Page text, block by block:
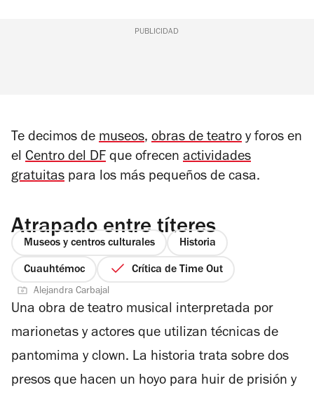
PUBLICIDAD
Te decimos de museos, obras de teatro y foros en
el Centro del DF que ofrecen actividades
gratuitas para los más pequeños de casa.
Atrapado entre títeres
Museos y centros culturales Historia
Cuauhtémoc Crítica de Time Out
Alejandra Carbajal
Una obra de teatro musical interpretada por
marionetas y actores que utilizan técnicas de
pantomima y clown. La historia trata sobre dos
presos que hacen un hoyo para huir de prisión y